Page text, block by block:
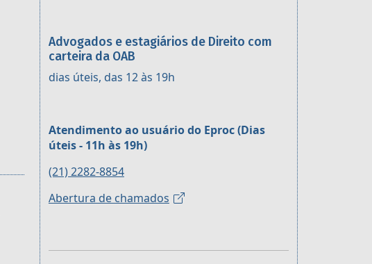
Advogados e estagiários de Direito com
carteira da OAB
dias úteis, das 12 às 19h
Atendimento ao usuário do Eproc (Dias
úteis - 11h às 19h)
(21) 2282-8854
Abertura de chamados